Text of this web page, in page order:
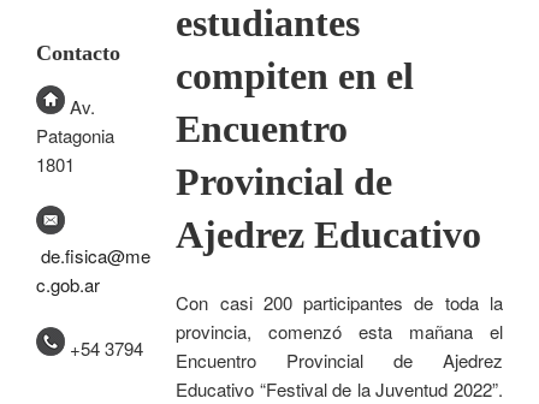
estudiantes
compiten en el
Encuentro
Provincial de
Ajedrez Educativo
Con casi 200 participantes de toda la
provincia, comenzó esta mañana el
Encuentro Provincial de Ajedrez
Educativo “Festival de la Juventud 2022”.
Contacto
Av.
Patagonia
1801
de.fisica@me
c.gob.ar
+54 3794